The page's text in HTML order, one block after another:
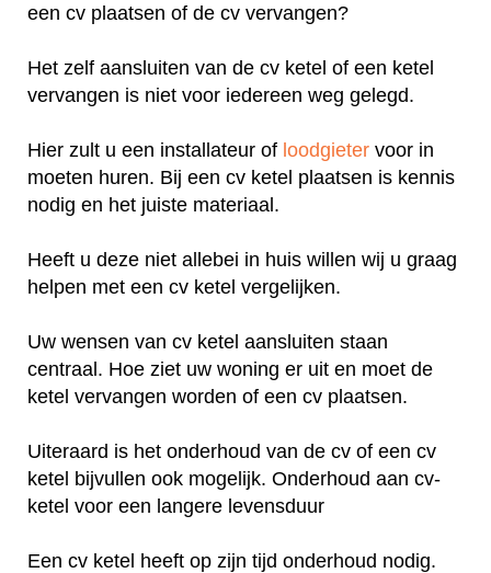
een cv plaatsen of de cv vervangen?
Het zelf aansluiten van de cv ketel of een ketel
vervangen is niet voor iedereen weg gelegd.
Hier zult u een installateur of loodgieter voor in
moeten huren. Bij een cv ketel plaatsen is kennis
nodig en het juiste materiaal.
Heeft u deze niet allebei in huis willen wij u graag
helpen met een cv ketel vergelijken.
Uw wensen van cv ketel aansluiten staan
centraal. Hoe ziet uw woning er uit en moet de
ketel vervangen worden of een cv plaatsen.
Uiteraard is het onderhoud van de cv of een cv
ketel bijvullen ook mogelijk. Onderhoud aan cv-
ketel voor een langere levensduur
Een cv ketel heeft op zijn tijd onderhoud nodig.